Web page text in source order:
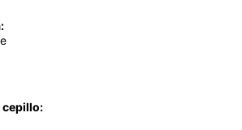
cepillo: